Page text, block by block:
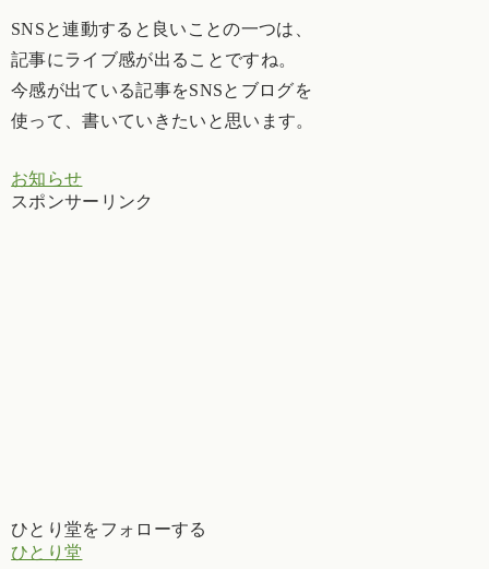
SNSと連動すると良いことの一つは、
記事にライブ感が出ることですね。
今感が出ている記事をSNSとブログを
使って、書いていきたいと思います。
お知らせ
スポンサーリンク
ひとり堂をフォローする
ひとり堂